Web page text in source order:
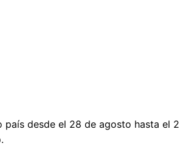
país desde el 28 de agosto hasta el 2